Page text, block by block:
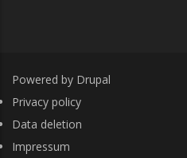
Powered by Drupal
FOOTER
Privacy policy
Data deletion
Impressum